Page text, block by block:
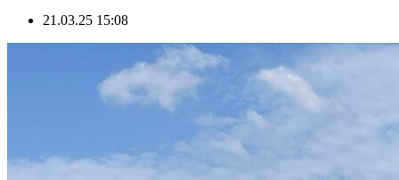
21.03.25 15:08